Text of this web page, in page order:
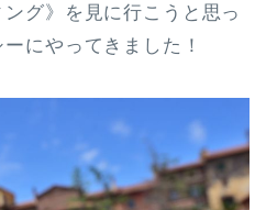
グ》を見に行こうと思っ
にやってきました！